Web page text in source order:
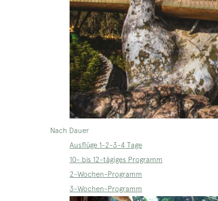
Nach Dauer
Ausflüge 1-2-3-4 Tage
10- bis 12-tägiges Programm
2-Wochen-Programm
3-Wochen-Programm